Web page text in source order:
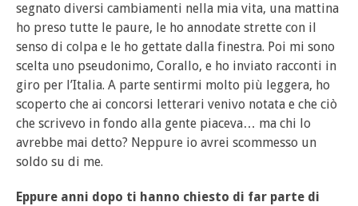
segnato diversi cambiamenti nella mia vita, una mattina
ho preso tutte le paure, le ho annodate strette con il
senso di colpa e le ho gettate dalla finestra. Poi mi sono
scelta uno pseudonimo, Corallo, e ho inviato racconti in
giro per l’Italia. A parte sentirmi molto più leggera, ho
scoperto che ai concorsi letterari venivo notata e che ciò
che scrivevo in fondo alla gente piaceva… ma chi lo
avrebbe mai detto? Neppure io avrei scommesso un
soldo su di me.
Eppure anni dopo ti hanno chiesto di far parte di